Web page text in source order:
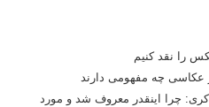
را نقد کنیم
عکاسی چه مفهومی دارند
چرا اینقدر معروف شد و مورد